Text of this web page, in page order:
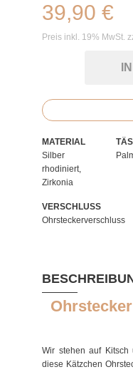
39,90 €
Preis inkl. 19% MwSt.
MATERIAL
Silber
rhodiniert,
Zirkonia
VERSCHLUSS
Ohrsteckerverschluss
Wir stehen auf
diese Kätzchen